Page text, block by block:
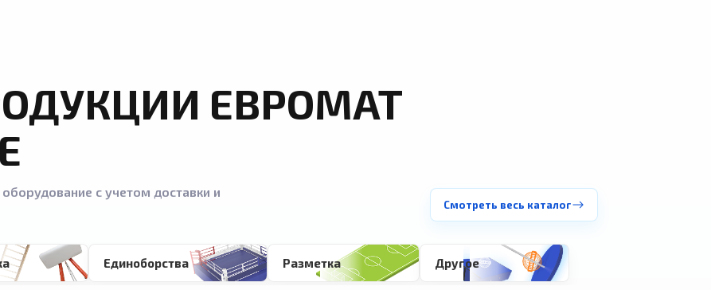
ЕВРОМАТ
с учетом доставки и
Смотреть весь каталог
Единоборства Разметка Другое